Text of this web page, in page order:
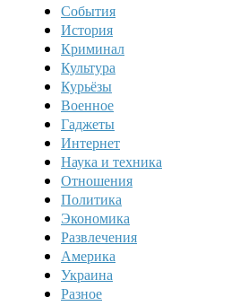
События
История
Криминал
Культура
Курьёзы
Военное
Гаджеты
Интернет
Наука и техника
Отношения
Политика
Экономика
Развлечения
Америка
Украина
Разное